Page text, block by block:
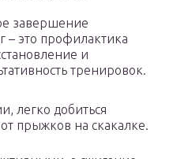
завершение
– это профилактика
и
тренировок.
легко добиться
прыжков на скакалке.